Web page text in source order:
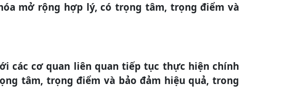
mở rộng hợp lý, có trọng tâm, trọng điểm và
các cơ quan liên quan tiếp tục thực hiện chính
tâm, trọng điểm và bảo đảm hiệu quả, trong